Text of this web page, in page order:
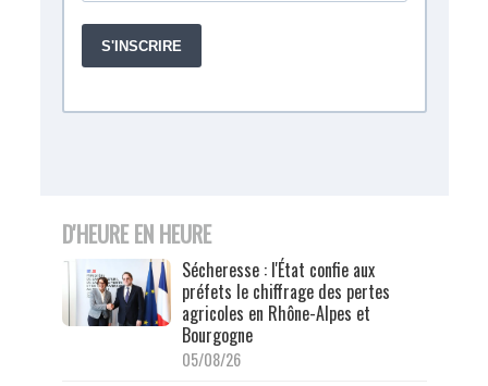
D'HEURE EN HEURE
Sécheresse : l'État confie aux
préfets le chiffrage des pertes
agricoles en Rhône-Alpes et
Bourgogne
05/08/26